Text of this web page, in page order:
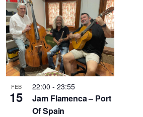
FEB
15
22:00-23:55
Jam Flamenca – Port
Of Spain